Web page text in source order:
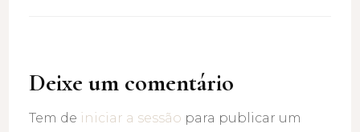
Deixe um comentário
Tem de iniciar a sessão para publicar um